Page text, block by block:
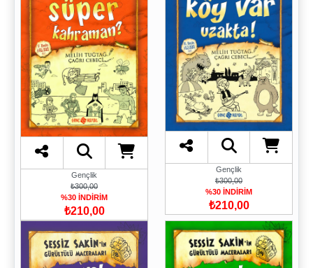
Gençlik
₺300,00
%30 İNDİRİM
₺210,00
Gençlik
₺300,00
%30 İNDİRİM
₺210,00